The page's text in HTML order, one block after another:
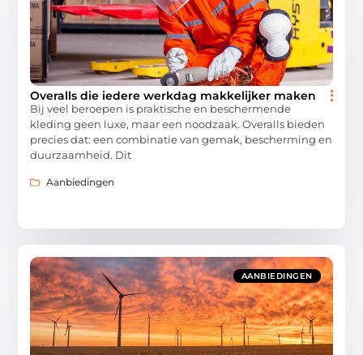
Overalls die iedere werkdag makkelijker maken
Bij veel beroepen is praktische en beschermende
kleding geen luxe, maar een noodzaak. Overalls bieden
precies dat: een combinatie van gemak, bescherming en
duurzaamheid. Dit
Aanbiedingen
AANBIEDINGEN